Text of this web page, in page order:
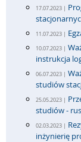
17.07.2023 |
11.07.2023 |
10.07.2023 |
instrukcja
06.07.2023 |
studiów
25.05.2023 |
studiów -
02.03.2023 |
inżynierię